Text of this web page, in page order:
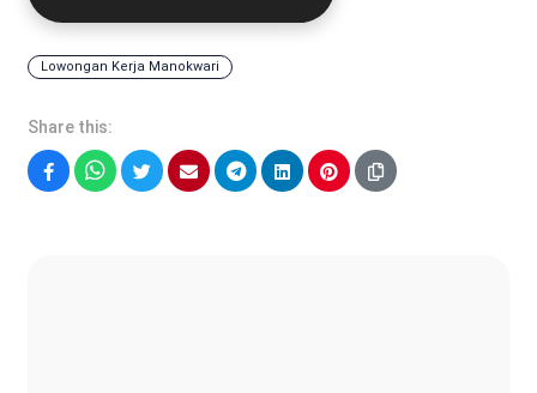
Lowongan Kerja Manokwari
Share this: